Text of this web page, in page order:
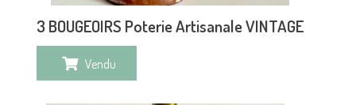
3 BOUGEOIRS Poterie Artisanale VINTAGE
Vendu